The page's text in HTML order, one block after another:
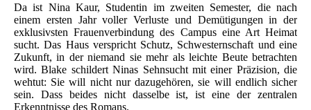
Da ist Nina Kaur, Studentin im zweiten Semester, die nach
einem ersten Jahr voller Verluste und Demütigungen in der
exklusivsten Frauenverbindung des Campus eine Art Heimat
sucht. Das Haus verspricht Schutz, Schwesternschaft und eine
Zukunft, in der niemand sie mehr als leichte Beute betrachten
wird. Blake schildert Ninas Sehnsucht mit einer Präzision, die
wehtut: Sie will nicht nur dazugehören, sie will endlich sicher
sein. Dass beides nicht dasselbe ist, ist eine der zentralen
Erkenntnisse des Romans.